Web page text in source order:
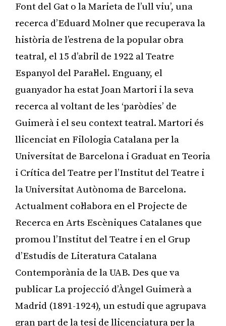
Font del Gat o la Marieta de l’ull viu’, una
recerca d’Eduard Molner que recuperava la
història de l’estrena de la popular obra
teatral, el 15 d’abril de 1922 al Teatre
Espanyol del Paral·lel. Enguany, el
guanyador ha estat Joan Martori i la seva
recerca al voltant de les ‘paròdies’ de
Guimerà i el seu context teatral. Martori és
llicenciat en Filologia Catalana per la
Universitat de Barcelona i Graduat en Teoria
i Crítica del Teatre per l’Institut del Teatre i
la Universitat Autònoma de Barcelona.
Actualment col·labora en el Projecte de
Recerca en Arts Escèniques Catalanes que
promou l’Institut del Teatre i en el Grup
d’Estudis de Literatura Catalana
Contemporània de la UAB. Des que va
publicar La projecció d’Àngel Guimerà a
Madrid (1891-1924), un estudi que agrupava
gran part de la tesi de llicenciatura per la